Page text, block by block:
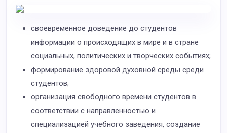
своевременное доведение до студентов
информации о происходящих в мире и в стране
социальных, политических и творческих событиях;
формирование здоровой духовной среды среди
студентов;
организация свободного времени студентов в
соответствии с направленностью и
специализацией учебного заведения, создание